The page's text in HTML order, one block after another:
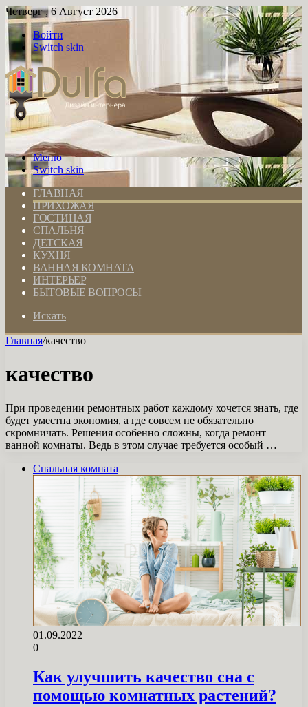
Четверг , 6 Август 2026
Войти
Switch skin
Меню
Switch skin
ГЛАВНАЯ
ПРИХОЖАЯ
ГОСТИНАЯ
СПАЛЬНЯ
ДЕТСКАЯ
КУХНЯ
ВАННАЯ КОМНАТА
ИНТЕРЬЕР
БЫТОВЫЕ ВОПРОСЫ
Искать
Главная/качество
качество
При проведении ремонтных работ каждому хочется знать, где
будет уместна экономия, а где совсем не обязательно
скромничать. Решения особенно сложны, когда ремонт
ванной комнаты. Ведь в этом случае требуется особый …
Спальная комната
01.09.2022
0
Как улучшить качество сна с
помощью комнатных растений?